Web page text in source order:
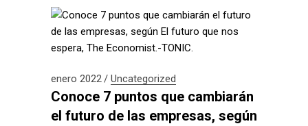
enero 2022 Uncategorized
Conoce 7 puntos que cambiarán
el futuro de las empresas, según